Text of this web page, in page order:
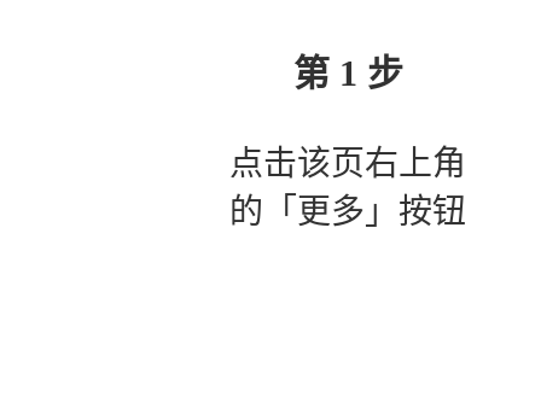
第 1 步
点击该页右上角
的「更多」按钮